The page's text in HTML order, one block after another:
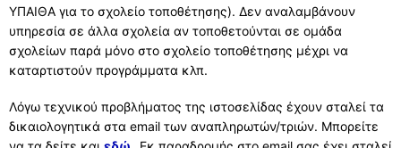
ΥΠΑΙΘΑ για το σχολείο τοποθέτησης). Δεν αναλαμβάνουν
υπηρεσία σε άλλα σχολεία αν τοποθετούνται σε ομάδα
σχολείων παρά μόνο στο σχολείο τοποθέτησης μέχρι να
καταρτιστούν προγράμματα κλπ.
Λόγω τεχνικού προβλήματος της ιστοσελίδας έχουν σταλεί τα
δικαιολογητικά στα email των αναπληρωτών/τριών. Μπορείτε